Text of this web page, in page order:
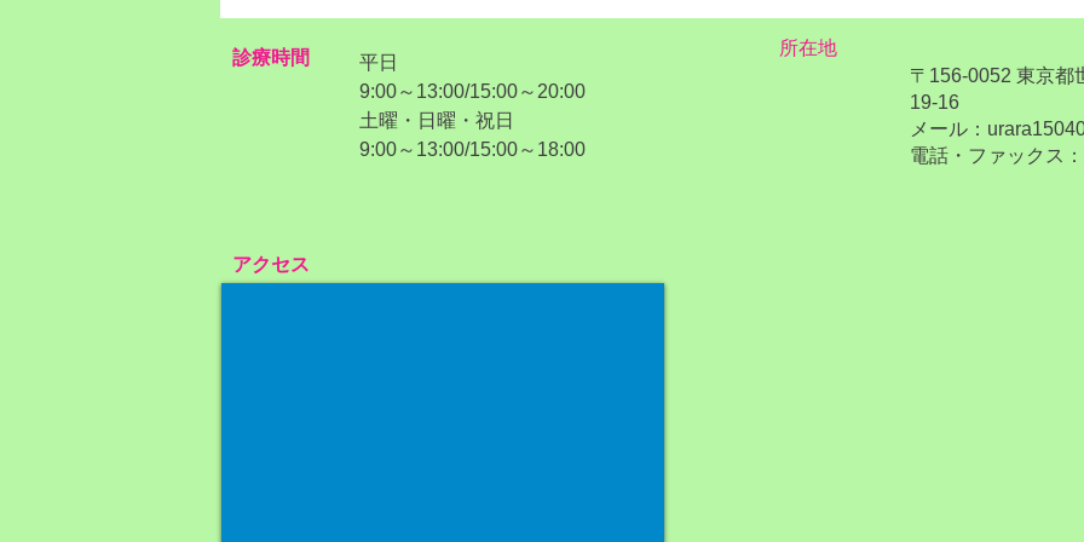
ィビティ
診療時間
平日
9:00～13:00/15:00～20:00
​土曜・日曜・祝日
​9:00～13:00/15:00～18:00
所在地
〒156-0052 東京都
19-16
メール：
電話・ファックス
アクセス